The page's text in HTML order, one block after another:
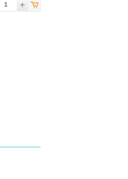
+